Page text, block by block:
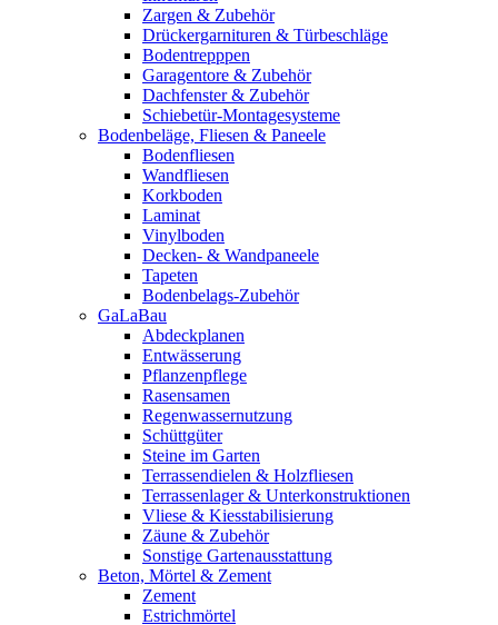
Zargen & Zubehör
Drückergarnituren & Türbeschläge
Bodentrepppen
Garagentore & Zubehör
Dachfenster & Zubehör
Schiebetür-Montagesysteme
Bodenbeläge, Fliesen & Paneele
Bodenfliesen
Wandfliesen
Korkboden
Laminat
Vinylboden
Decken- & Wandpaneele
Tapeten
Bodenbelags-Zubehör
GaLaBau
Abdeckplanen
Entwässerung
Pflanzenpflege
Rasensamen
Regenwassernutzung
Schüttgüter
Steine im Garten
Terrassendielen & Holzfliesen
Terrassenlager & Unterkonstruktionen
Vliese & Kiesstabilisierung
Zäune & Zubehör
Sonstige Gartenausstattung
Beton, Mörtel & Zement
Zement
Estrichmörtel